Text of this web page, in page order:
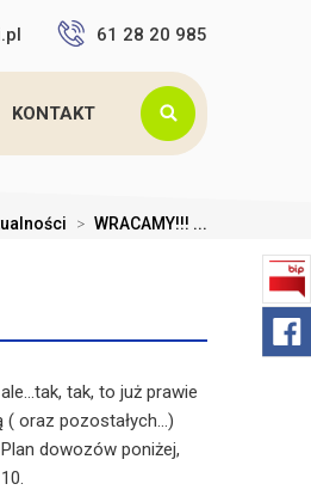
61 28 20 985
KONTAKT
> WRACAMY!!! ...
tak, to już prawie
oraz pozostałych...)
dowozów poniżej,